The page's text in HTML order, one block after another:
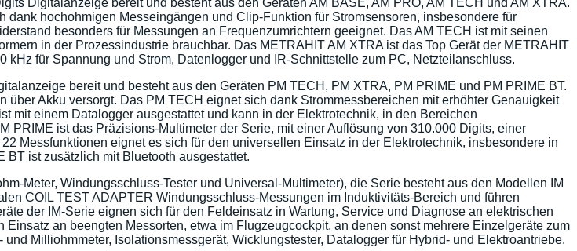
hochohmigen Messeingängen und Clip-Funktion für Stromsensoren, insbesondere für
besonders für Messungen an Frequenzumrichtern geeignet. Das AM TECH ist mit seinen
in der Prozessindustrie brauchbar. Das METRAHIT AM XTRA ist das Top Gerät der METRAHIT
für Spannung und Strom, Datenlogger und IR-Schnittstelle zum PC, Netzteilanschluss.
bereit und besteht aus den Geräten PM TECH, PM XTRA, PM PRIME und PM PRIME BT.
Akku versorgt. Das PM TECH eignet sich dank Strommessbereichen mit erhöhter Genauigkeit
mit einem Datalogger ausgestattet und kann in der Elektrotechnik, in den Bereichen
ist das Präzisions-Multimeter der Serie, mit einer Auflösung von 310.000 Digits, einer
Messfunktionen eignet es sich für den universellen Einsatz in der Elektrotechnik, insbesondere in
ist zusätzlich mit Bluetooth ausgestattet.
Meter, Windungsschluss-Tester und Universal-Multimeter), die Serie besteht aus den Modellen IM
COIL TEST ADAPTER Windungsschluss-Messungen im Induktivitäts-Bereich und führen
der IM-Serie eignen sich für den Feldeinsatz in Wartung, Service und Diagnose an elektrischen
an beengten Messorten, etwa im Flugzeugcockpit, an denen sonst mehrere Einzelgeräte zum
Milliohmmeter, Isolationsmessgerät, Wicklungstester, Datalogger für Hybrid- und Elektroantriebe.